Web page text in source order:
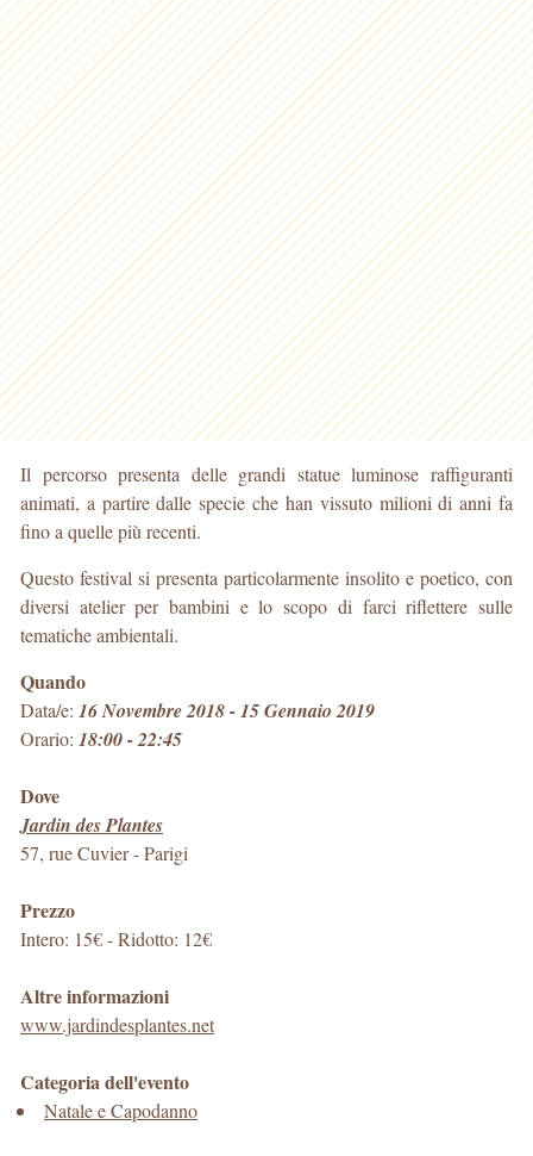
Il percorso presenta delle grandi statue luminose raffiguranti
animati, a partire dalle specie che han vissuto milioni di anni fa
fino a quelle più recenti.
Questo festival si presenta particolarmente insolito e poetico, con
diversi atelier per bambini e lo scopo di farci riflettere sulle
tematiche ambientali.
Quando
Data/e: 16 Novembre 2018 - 15 Gennaio 2019
Orario: 18:00 - 22:45
Dove
Jardin des Plantes
57, rue Cuvier-Parigi
Prezzo
Intero: 15€ - Ridotto: 12€
Altre informazioni
www.jardindesplantes.net
Categoria dell'evento
Natale e Capodanno